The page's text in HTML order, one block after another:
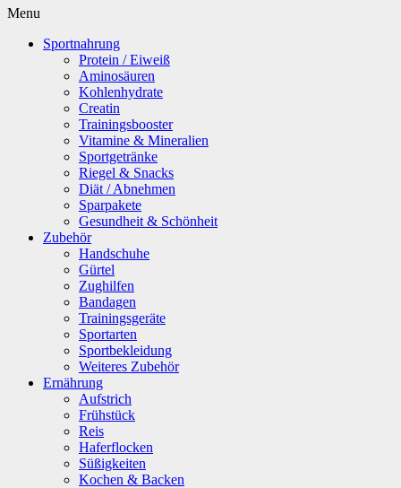
Menu
Sportnahrung
Protein / Eiweiß
Aminosäuren
Kohlenhydrate
Creatin
Trainingsbooster
Vitamine & Mineralien
Sportgetränke
Riegel & Snacks
Diät / Abnehmen
Sparpakete
Gesundheit & Schönheit
Zubehör
Handschuhe
Gürtel
Zughilfen
Bandagen
Trainingsgeräte
Sportarten
Sportbekleidung
Weiteres Zubehör
Ernährung
Aufstrich
Frühstück
Reis
Haferflocken
Süßigkeiten
Kochen & Backen